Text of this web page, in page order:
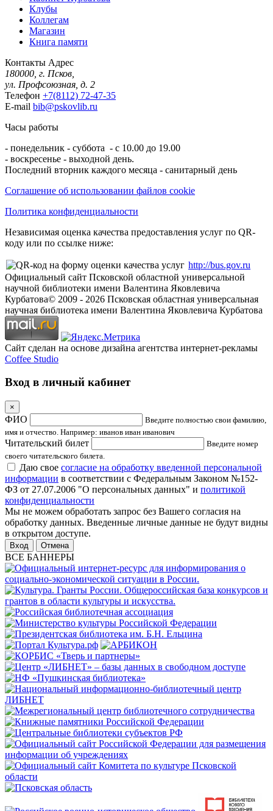
Клубы
Коллегам
Магазин
Книга памяти
Контакты Адрес
180000, г. Псков,
ул. Профсоюзная, д. 2
Телефон +7(8112) 72-47-35
E-mail bib@pskovlib.ru
Часы работы
- понедельник - суббота - с 10.00 до 19.00
- воскресенье - выходной день.
Последний вторник каждого месяца - санитарный день
Соглашение об использовании файлов cookie
Политика конфиденциальности
Независимая оценка качества предоставления услуг по QR-
коду или по ссылке ниже:
http://bus.gov.ru
Официальный сайт Псковской областной универсальной
научной библиотеки имени Валентина Яковлевича
Курбатова© 2009 - 2026 Псковская областная универсальная
научная библиотека имени Валентина Яковлевича Курбатова
Сайт сделан на основе дизайна агентства интернет-рекламы
Coffee Studio
Вход в личный кабинет
×
ФИО
Введите полностью свои фамилию,
имя и отчество. Например: иванов иван иванович
Читательский билет
Введите номер
своего читательского билета.
Даю свое согласие на обработку введенной персональной
информации в соответствии с Федеральным Законом №152-
ФЗ от 27.07.2006 "О персональных данных" и политикой
конфиденциальности
Мы не можем обработать запрос без Вашего согласия на
обработку данных. Введенные личные данные не будут видны
в открытом доступе.
Отмена
ВСЕ БАННЕРЫ